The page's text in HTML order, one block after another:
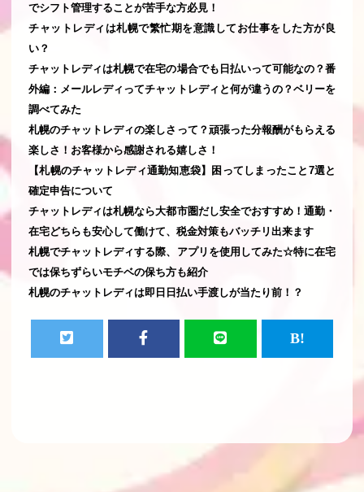
でシフト管理することが苦手な方必見！
チャットレディは札幌で繁忙期を意識してお仕事をした方が良
い？
チャットレディは札幌で在宅の場合でも日払いって可能なの？番
外編：メールレディってチャットレディと何が違うの？ベリーを
調べてみた
札幌のチャットレディの楽しさって？頑張った分報酬がもらえる
楽しさ！お客様から感謝される嬉しさ！
【札幌のチャットレディ通勤知恵袋】困ってしまったこと7選と
確定申告について
チャットレディは札幌なら大都市圏だし安全でおすすめ！通勤・
在宅どちらも安心して働けて、税金対策もバッチリ出来ます
札幌でチャットレディする際、アプリを使用してみた☆特に在宅
では保ちずらいモチベの保ち方も紹介
札幌のチャットレディは即日日払い手渡しが当たり前！？